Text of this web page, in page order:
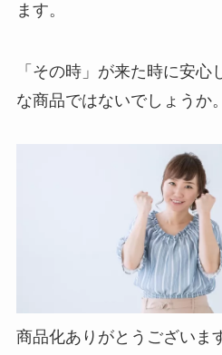
ます。
「その時」が来た時に安
な商品ではないでしょうか。
商品化ありがとうございま